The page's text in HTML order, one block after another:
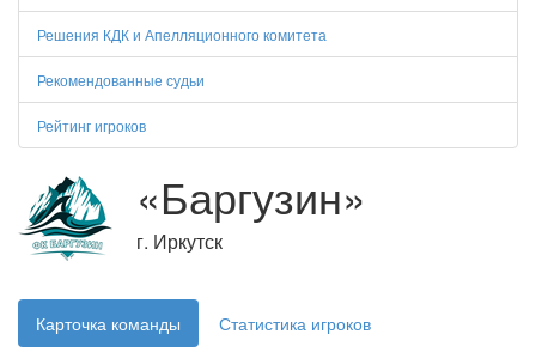
Решения КДК и Апелляционного комитета
Рекомендованные судьи
Рейтинг игроков
«Баргузин»
г. Иркутск
Карточка команды
Статистика игроков